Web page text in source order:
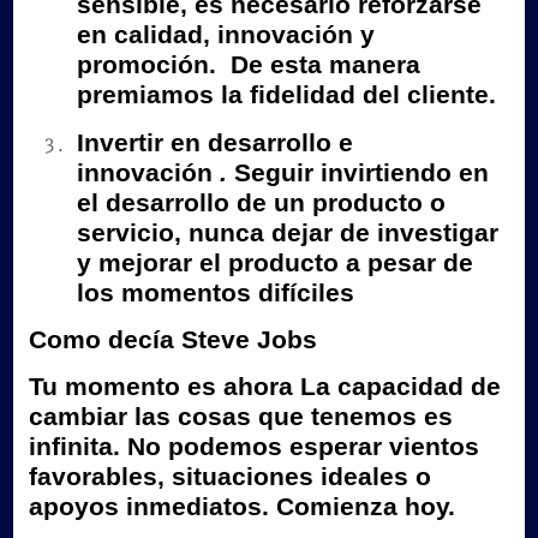
en calidad, innovación y
promoción. De esta manera
premiamos la fidelidad del cliente.
Invertir en desarrollo e
innovación . Seguir invirtiendo en
el desarrollo de un producto o
servicio, nunca dejar de investigar
y mejorar el producto a pesar de
los momentos difíciles
Como decía Steve Jobs
Tu momento es ahora La capacidad de
cambiar las cosas que tenemos es
infinita. No podemos esperar vientos
favorables, situaciones ideales o
apoyos inmediatos. Comienza hoy.